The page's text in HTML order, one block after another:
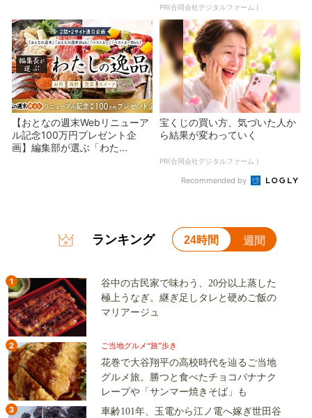
PR(合同会社デジタルファーム )
【おとなの週末Webリニューア
ル記念100万円プレゼント企
画】編集部が選ぶ「わた...
宝くじの買い方、気づいた人か
ら結果が変わっていく
PR(合同会社デジタルファーム )
Recommended by
ランキング 24時間 週間
1
谷中の古民家で味わう、20分以上蒸した
極上うなぎ。継ぎ足しタレと硬めご飯の
マリアージュ
2 ご当地グルメ“旅”歩き
花巻で大谷翔平の高校時代を辿るご当地
グルメ旅。勝つと食べたチョコバナナク
レープや「サンマー焼きそば」も
3
車齢101年、玉電から江ノ電へ嫁ぎ世田谷